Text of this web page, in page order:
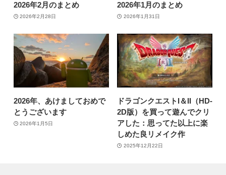
2026年2月のまとめ
2026年2月28日
2026年1月のまとめ
2026年1月31日
2026年、あけましておめで
とうございます
2026年1月5日
ドラゴンクエストI＆II（HD-
2D版）を買って遊んでクリ
アした：思ってた以上に楽
しめた良リメイク作
2025年12月22日